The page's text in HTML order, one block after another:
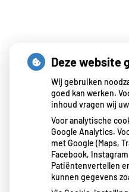
Deze website
Wij gebruiken
goed kan werken.
inhoud vragen wij
Voor analytische
Google Analytics.
met Google (Maps,
Facebook,
Patiëntenvertellen
kunnen gegevens